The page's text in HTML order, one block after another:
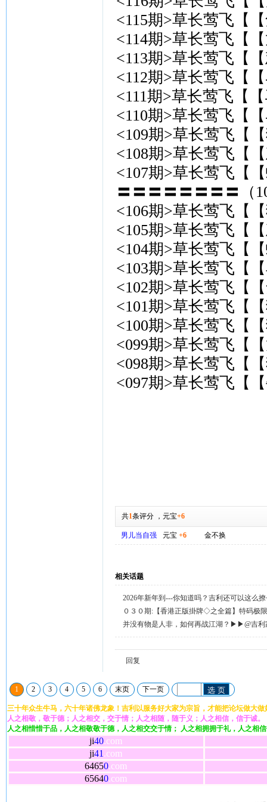
<115期>草长莺飞【
<114期>草长莺飞【
<113期>草长莺飞【
<112期>草长莺飞【
<111期>草长莺飞【
<110期>草长莺飞【
<109期>草长莺飞【
<108期>草长莺飞【
<107期>草长莺飞【
〓〓〓〓〓〓〓〓（
<106期>草长莺飞【
<105期>草长莺飞【
<104期>草长莺飞【
<103期>草长莺飞【
<102期>草长莺飞【
<101期>草长莺飞【
<100期>草长莺飞【
<099期>草长莺飞【
<098期>草长莺飞【
<097期>草长莺飞【
共1条评分， 元宝+6
男儿当自强 元宝 +6 金不换
相关话题
2026年新年到---你知道吗？吉利还可以这么
天天送58元宝，只需签到就有。
０３０期:【香港正版掛牌◇之全篇】特码极
整正版◇综合资料】←已更新.
并没有物是人非，如何再战江湖？▶▶@吉利
回复留言◀◀
回复
1 2 3 4 5 6 末页 下一页 选 页
三十年众生牛马，六十年诸佛龙象！吉利以服务好大家为宗旨，才能把论坛做大做
人之相敬，敬于德；人之相交，交于情；人之相随，随于义；人之相信，信于诚。
人之相惜惜于品，人之相敬敬于德，人之相交交于情； 人之相拥拥于礼，人之相
ji40.com
ji41 .com
64650.com
65640.com